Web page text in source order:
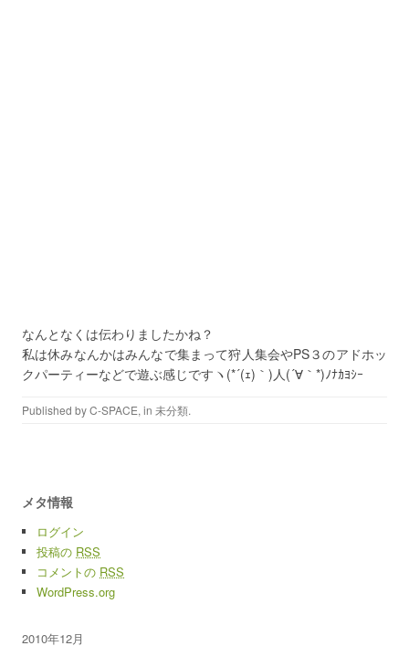
なんとなくは伝わりましたかね？
私は休みなんかはみんなで集まって狩人集会やPS３のアドホッ
クパーティーなどで遊ぶ感じですヽ(*´(ｪ)｀)人(´∀｀*)ﾉﾅｶﾖｼｰ
Published byC-SPACE, in 未分類.
メタ情報
ログイン
投稿の RSS
コメントの RSS
WordPress.org
2010年12月